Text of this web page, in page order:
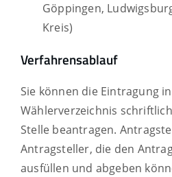
Göppingen,
Kreis)
Verfahrensablauf
Sie können die Eintragung
Wählerverzeichnis
Stelle beantragen.
Antragsteller, die den
ausfüllen und abgeben